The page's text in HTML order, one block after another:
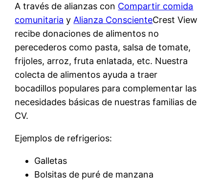
A través de alianzas con Compartir comida
comunitaria y Alianza ConscienteCrest View
recibe donaciones de alimentos no
perecederos como pasta, salsa de tomate,
frijoles, arroz, fruta enlatada, etc. Nuestra
colecta de alimentos ayuda a traer
bocadillos populares para complementar las
necesidades básicas de nuestras familias de
CV.
Ejemplos de refrigerios:
Galletas
Bolsitas de puré de manzana